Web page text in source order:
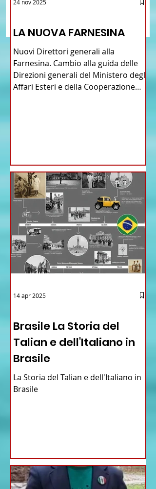
Scrivi un commento...
LA NUOVA FARNESINA
Nuovi Direttori generali alla
Farnesina. Cambio alla guida delle
Direzioni generali del Ministero degli
Affari Esteri e della Cooperazione
24 nov 2025
Brasile La Storia del
Talian e dell'Italiano in
Brasile
La Storia del Talian e dell'Italiano in
Brasile
14 apr 2025